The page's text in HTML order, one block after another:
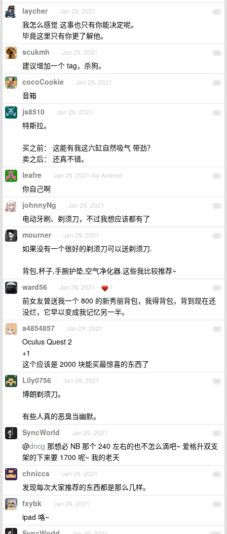
87
laycher Jan 29, 2021
我怎么感觉 这事也只有你能决定呢。
毕竟这里只有你更了解他。
88
scukmh Jan 29, 2021
建议增加一个 tag，杀狗。
89
cocoCookie Jan 29, 2021
音箱
90
js8510 Jan 29, 2021
特斯拉。
买之前： 这能有我这六缸自然吸气 带劲？
卖之后： 还真不错。
91
leafre Jan 29, 2021 via Android
你自己啊
92
johnnyNg Jan 29, 2021
电动牙刷、剃须刀，不过我想应该都有了
93
mourner Jan 29, 2021
如果没有一个很好的剃须刀可以送剃须刀.
背包,杯子,手腕护垫,空气净化器.这些我比较推荐~
94
ward56 Jan 29, 2021 1
前女友曾送我一个 800 的新秀丽背包，我得背包，背到现在还
没烂，它早以变成我记忆另一半。
95
a4854857 Jan 29, 2021
Oculus Quest 2
+1
这个应该是 2000 块能买最惊喜的东西了
96
Lily0756 Jan 29, 2021
博朗剃须刀。
有些人真的恶臭当幽默。
97
SyncWorld Jan 29, 2021
@dncg 那想必 NB 那个 240 左右的也不怎么滴吧~ 爱格升双支
架的下来要 1700 呢~ 我的老天
98
chniccs Jan 29, 2021
发现每次大家推荐的东西都是那么几样。
99
fxybk Jan 29, 2021
ipad 咯~